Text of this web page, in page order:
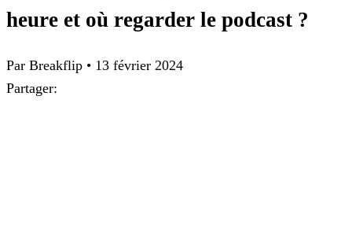
heure et où regarder le podcast ?
Par Breakflip • 13 février 2024
Partager: